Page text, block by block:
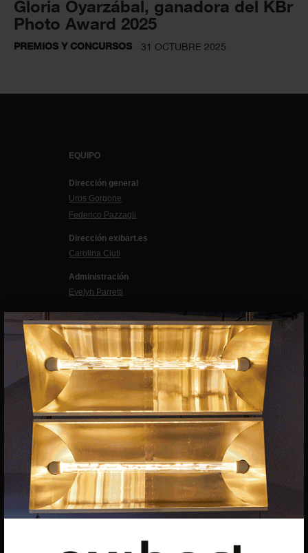
×
Gloria Oyarzábal, ganadora del KBr
Photo Award 2025
PREMIOS Y CONCURSOS 31 OCTUBRE 2025
EQUIPO
Dirección general
Uros Gorgone
Federico Pazzagli
Dirección exibart.es
Carolina Ciuti
Administración
Evelyn Parretti
Marketing
Francesca Grismondi
Programación y diseño web
Giovanni Costante
Marcello Moi
EXIBART SPAIN, S.L.U.
AVINGUDA ROMA, 12
CIF: B06956841